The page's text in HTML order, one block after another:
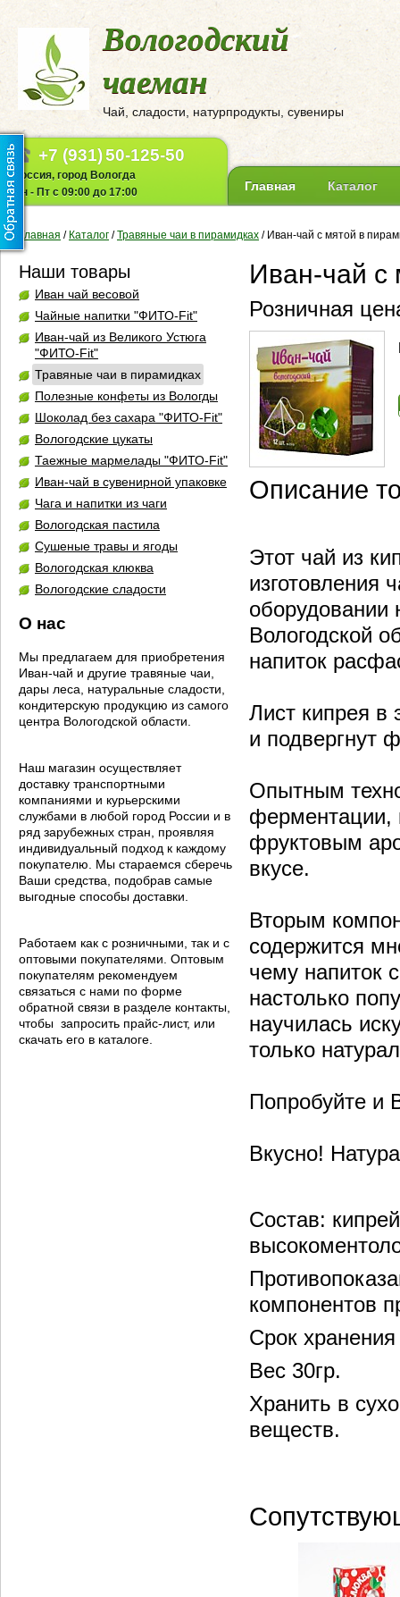
Вологодский
чаеман
Чай, сладости, натурпродукты, сувениры
+7 (931)50-125-50
Россия, город Вологда
Пн - Пт с 09:00 до 17:00
Главная Каталог
Главная / Каталог / Травяные чаи в пирамидках / Иван-чай с мятой в
Наши товары
Иван чай весовой
Чайные напитки "ФИТО-Fit"
Иван-чай из Великого Устюга
"ФИТО-Fit"
Травяные чаи в пирамидках
Полезные конфеты из Вологды
Шоколад без сахара "ФИТО-Fit"
Вологодские цукаты
Таежные мармелады "ФИТО-Fit"
Иван-чай в сувенирной упаковке
Чага и напитки из чаги
Вологодская пастила
Сушеные травы и ягоды
Вологодская клюква
Вологодские сладости
О нас
Мы предлагаем для приобретения
Иван-чай и другие травяные чаи,
дары леса, натуральные сладости,
кондитерскую продукцию из самого
центра Вологодской области.
Наш магазин осуществляет
доставку транспортными
компаниями и курьерскими
службами в любой город России и в
ряд зарубежных стран, проявляя
индивидуальный подход к каждому
покупателю. Мы стараемся сберечь
Ваши средства, подобрав самые
выгодные способы доставки.
Работаем как с розничными, так и с
оптовыми покупателями. Оптовым
покупателям рекомендуем
связаться с нами по форме
обратной связи в разделе контакты,
чтобы запросить прайс-лист, или
скачать его в каталоге.
Иван-чай с
Розничная
Описание
Этот чай из
изготовления
оборудовании
Вологодской
напиток
Лист кипрея в
и подвергнут
Опытным
ферментации,
фруктовым
вкусе.
Вторым
содержится
чему напиток
настолько
научилась
только
Попробуйте и
Вкусно!
Состав:
компонентов
Срок хранения
Вес 30гр.
Хранить в
веществ.